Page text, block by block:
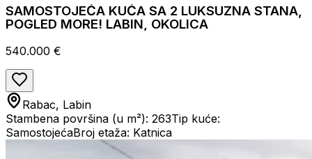
SAMOSTOJEĆA KUĆA SA 2 LUKSUZNA STANA,
POGLED MORE! LABIN, OKOLICA
540.000 €
Rabac, Labin
Stambena površina (u m²): 263Tip kuće:
SamostojećaBroj etaža: Katnica